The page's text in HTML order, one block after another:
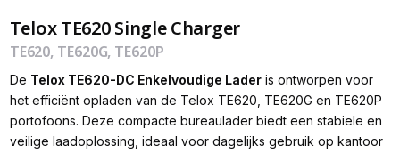
Telox TE620 Single Charger
TE620, TE620G, TE620P
De Telox TE620-DC Enkelvoudige Laderis ontworpen voor
het efficiënt opladen van de Telox TE620, TE620G en TE620P
portofoons. Deze compacte bureaulader biedt een stabiele en
veilige laadoplossing, ideaal voor dagelijks gebruik op kantoor